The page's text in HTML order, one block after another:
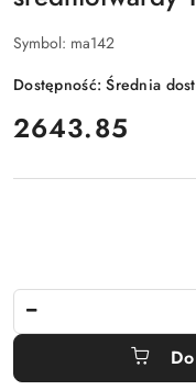
Symbol: ma142
Dostępność:Średnia
cena:
2643.85